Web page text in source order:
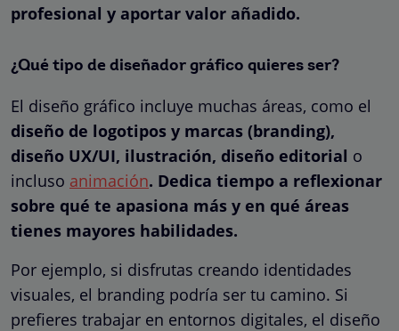
profesional y aportar valor añadido.
¿Qué tipo de diseñador gráfico quieres ser?
El diseño gráfico incluye muchas áreas, como el
diseño de logotipos y marcas (branding),
diseño UX/UI, ilustración, diseño editorial o
incluso animación. Dedica tiempo a reflexionar
sobre qué te apasiona más y en qué áreas
tienes mayores habilidades.
Por ejemplo, si disfrutas creando identidades
visuales, el branding podría ser tu camino. Si
prefieres trabajar en entornos digitales, el diseño